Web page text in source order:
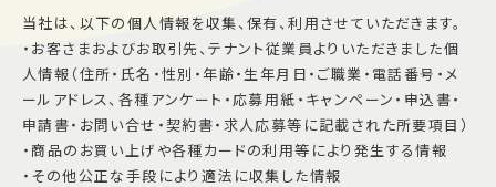
当社は、以下の個人情報を収集、保有、利用させていただきます。
・お客さまおよびお取引先、テナント従業員よりいただきました個
人情報（住所・氏名・性別・年齢・生年月日・ご職業・電話番号・メ
ールアドレス、各種アンケート・応募用紙・キャンペーン・申込書・
申請書・お問い合せ・契約書・求人応募等に記載された所要項目）
・商品のお買い上げや各種カードの利用等により発生する情報
・その他公正な手段により適法に収集した情報